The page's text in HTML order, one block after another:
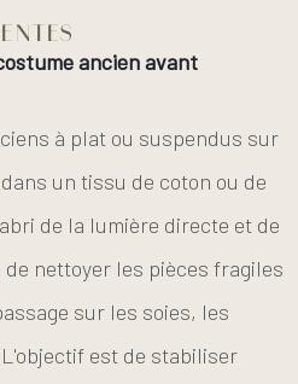
ancien avant
à plat ou suspendus sur
un tissu de coton ou de
de la lumière directe et de
nettoyer les pièces fragiles
sur les soies, les
est de stabiliser